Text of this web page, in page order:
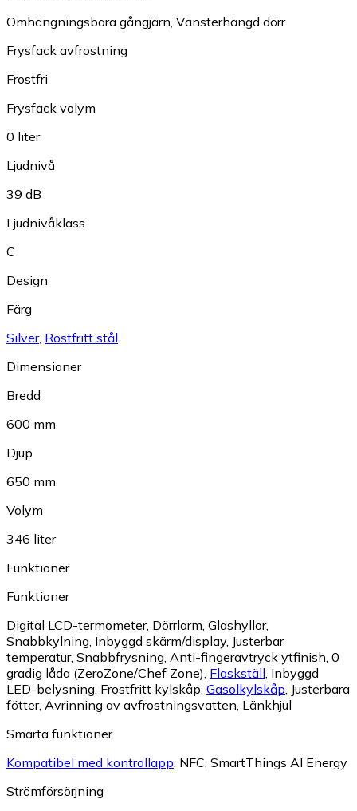
Omhängningsbara gångjärn, Vänsterhängd dörr
Frysfack avfrostning
Frostfri
Frysfack volym
0 liter
Ljudnivå
39 dB
Ljudnivåklass
C
Design
Färg
Silver, Rostfritt stål
Dimensioner
Bredd
600 mm
Djup
650 mm
Volym
346 liter
Funktioner
Funktioner
Digital LCD-termometer, Dörrlarm, Glashyllor,
Snabbkylning, Inbyggd skärm/display, Justerbar
temperatur, Snabbfrysning, Anti-fingeravtryck ytfinish, 0
gradig låda (ZeroZone/Chef Zone), Flaskställ, Inbyggd
LED-belysning, Frostfritt kylskåp, Gasolkylskåp, Justerbara
fötter, Avrinning av avfrostningsvatten, Länkhjul
Smarta funktioner
Kompatibel med kontrollapp, NFC, SmartThings AI Energy
Strömförsörjning